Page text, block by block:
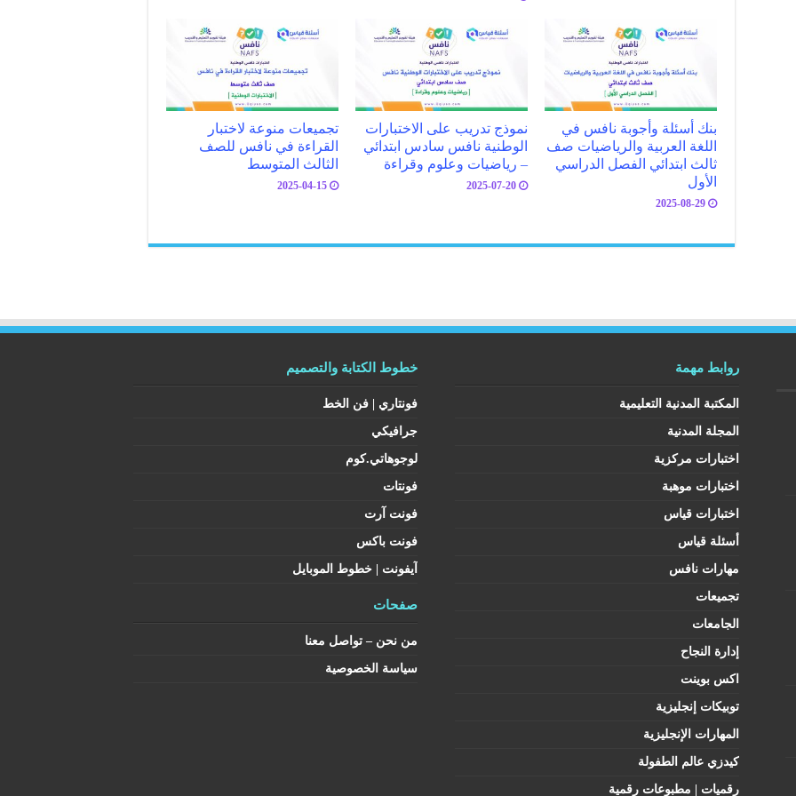
بنك أسئلة وأجوبة نافس في
اللغة العربية والرياضيات صف
ثالث ابتدائي الفصل الدراسي
الأول
2025-08-29
نموذج تدريب على الاختبارات
الوطنية نافس سادس ابتدائي
– رياضيات وعلوم وقراءة
2025-07-20
تجميعات منوعة لاختبار
القراءة في نافس للصف
الثالث المتوسط
2025-04-15
روابط مهمة
المكتبة المدنية التعليمية
المجلة المدنية
اختبارات مركزية
اختبارات موهبة
اختبارات قياس
أسئلة قياس
مهارات نافس
تجميعات
الجامعات
إدارة النجاح
اكس بوينت
توبيكات إنجليزية
المهارات الإنجليزية
كيدزي عالم الطفولة
رقميات | مطبوعات رقمية
خطوط الكتابة والتصميم
فونتاري | فن الخط
جرافيكي
لوجوهاتي.كوم
فونتات
فونت آرت
فونت باكس
آيفونت | خطوط الموبايل
صفحات
من نحن – تواصل معنا
سياسة الخصوصية